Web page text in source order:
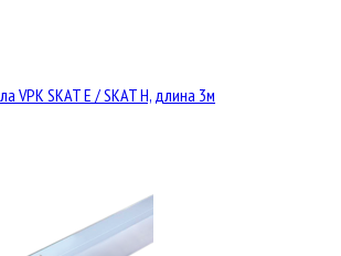
VPK SKAT E / SKAT H, длина 3м